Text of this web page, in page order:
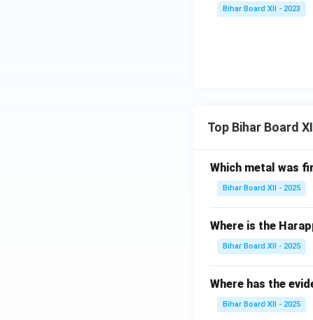
Bihar Board XII - 2023
Top Bihar Board
Which metal was
Bihar Board XII - 2025
Where is the
Bihar Board XII - 2025
Where has the
Bihar Board XII - 2025